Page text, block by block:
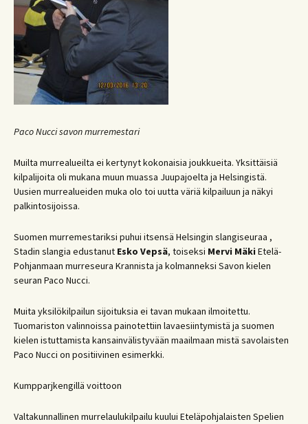
Paco Nucci savon murremestari
Muilta murrealueilta ei kertynyt kokonaisia joukkueita. Yksittäisiä
kilpalijoita oli mukana muun muassa Juupajoelta ja Helsingistä.
Uusien murrealueiden muka olo toi uutta väriä kilpailuun ja näkyi
palkintosijoissa.
Suomen murremestariksi puhui itsensä Helsingin slangiseuraa ,
Stadin slangia edustanut Esko Vepsä, toiseksi Mervi Mäki Etelä-
Pohjanmaan murreseura Krannista ja kolmanneksi Savon kielen
seuran Paco Nucci.
Muita yksilökilpailun sijoituksia ei tavan mukaan ilmoitettu.
Tuomariston valinnoissa painotettiin lavaesiintymistä ja suomen
kielen istuttamista kansainvälistyvään maailmaan mistä savolaisten
Paco Nucci on positiivinen esimerkki.
Kumpparjkengillä voittoon
Valtakunnallinen murrelaulukilpailu kuului Eteläpohjalaisten Spelien